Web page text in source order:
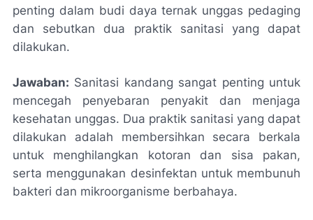
penting dalam budi daya ternak unggas pedaging
dan sebutkan dua praktik sanitasi yang dapat
dilakukan.
Jawaban: Sanitasi kandang sangat penting untuk
mencegah penyebaran penyakit dan menjaga
kesehatan unggas. Dua praktik sanitasi yang dapat
dilakukan adalah membersihkan secara berkala
untuk menghilangkan kotoran dan sisa pakan,
serta menggunakan desinfektan untuk membunuh
bakteri dan mikroorganisme berbahaya.